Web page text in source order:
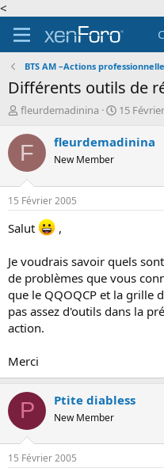
<
BTS AM –Actions
Différents outils de
A
t
e
r
d
e
l
a
i
s
c
u
s
s
o
n
fleurdemadinina
D
t
é
15
F fleurdemadinina
New Member
15 Février 2005
Salut ,
Je voudrais savoir quels
de problèmes que vous
que le QQOQCP et la grille
pas assez d'outils dans la
action.
Merci
P Ptite diabless
New Member
15 Février 2005